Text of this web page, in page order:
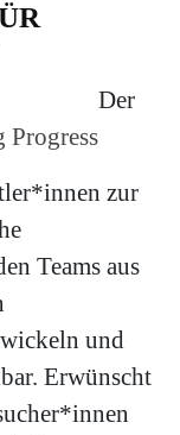
Progress
Der
zur
Teams aus
und
Erwünscht